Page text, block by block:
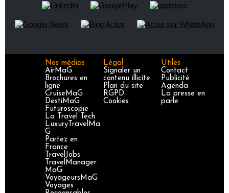
Nos médias
AirMaG
Brochures en
ligne
CruiseMaG
DestiMaG
Futuroscopie
La Travel Tech
LuxuryTravelMa
G
Partez en
France
TravelJobs
TravelManager
MaG
VoyageursMaG
Voyages
Légal
Signaler un
contenu illicite
Plan du site
RGPD
Cookies
Utiles
Contact
Publicité
Agenda
La presse en
parle